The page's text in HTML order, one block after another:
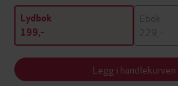
Lydbok
199,-
Ebok
229,-
Legg i handlekurven